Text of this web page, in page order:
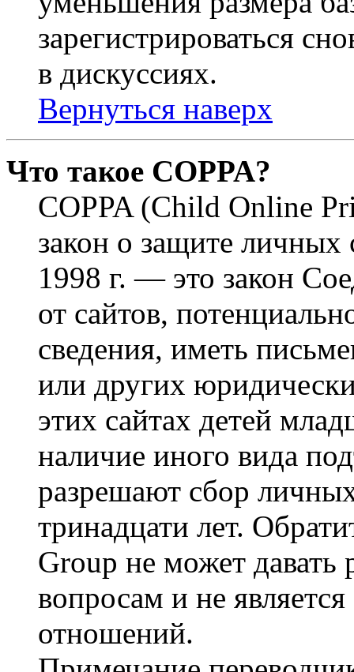
зарегистрироваться
в дискуссиях.
Вернуться наверх
Что такое COPPA?
COPPA (Child Online
закон о защите личных
1998 г. — это закон
от сайтов,
сведения, иметь
или других
этих сайтах детей
наличие иного вида
разрешают сбор
тринадцати лет.
Group не может
вопросам и не
отношений.